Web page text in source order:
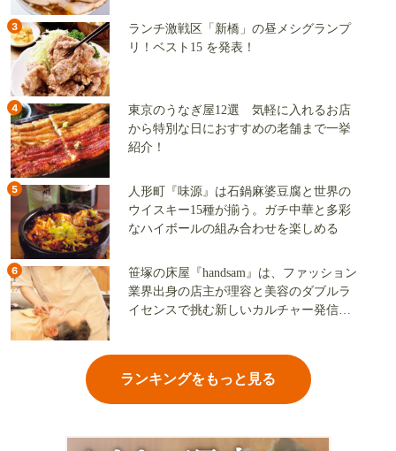
3
ランチ激戦区「新橋」の昼メシグランプ
リ！ベスト15 を発表！
4
東京のうなぎ屋12選 気軽に入れるお店
から特別な日におすすめの老舗まで一挙
紹介！
5
人形町『味源』は石鍋麻婆豆腐と世界の
ウイスキー15種が揃う。ガチ中華と多彩
なハイボールの組み合わせを楽しめる
6
笹塚の床屋『handsam』は、ファッション
業界出身の店主が理容と美容のダブルラ
イセンスで挑む新しいカルチャー発信基
ランキングをもっと見る